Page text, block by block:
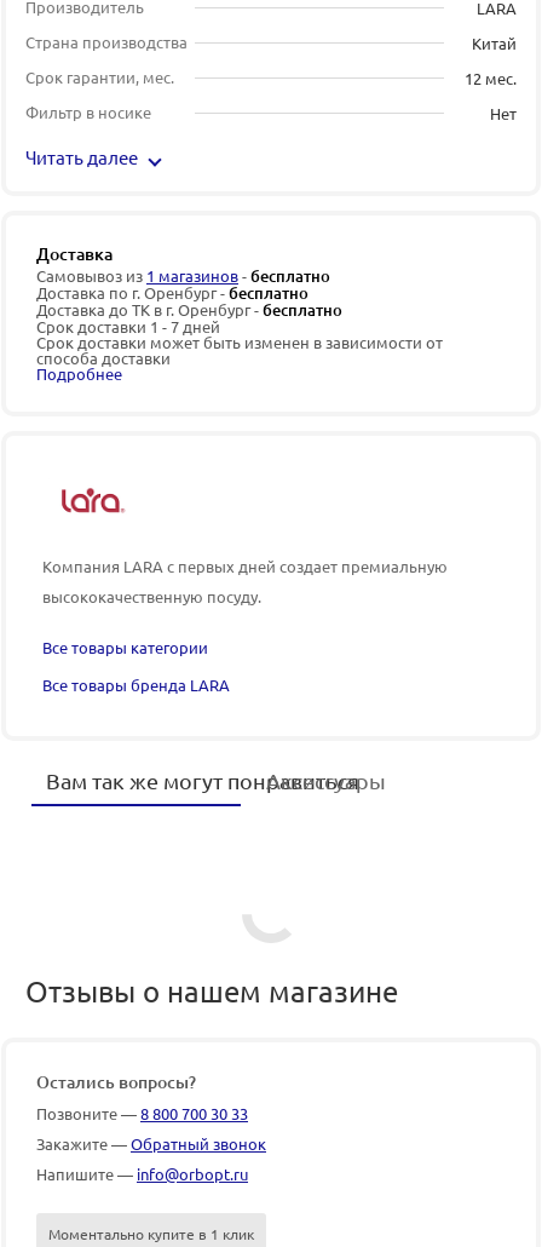
Производитель
LARA
Страна производства
Китай
Срок гарантии, мес.
12 мес.
Фильтр в носике
Нет
Читать далее
Доставка
Самовывоз из 1 магазинов-бесплатно
Доставка по г. Оренбург -бесплатно
Доставка до ТК в г. Оренбург -бесплатно
Срок доставки 1 - 7 дней
Срок доставки может быть изменен в зависимости от
способа доставки
Подробнее
Компания LARA с первых дней создает премиальную
высококачественную посуду.
Все товары категории
Все товары бренда LARA
Вам так же могут понравиться
Аксессуары
Отзывы о нашем магазине
Остались вопросы?
Позвоните —8 800 700 30 33
Закажите —Обратный звонок
Напишите — info@orbopt.ru
Моментально купите в 1 клик